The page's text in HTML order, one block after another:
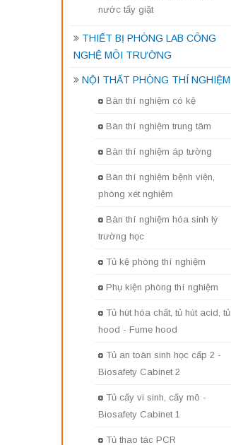
nước tẩy giặt
THIẾT BỊ PHÒNG LAB CÔNG
NGHỆ MÔI TRƯỜNG
NỘI THẤT PHÒNG THÍ NGHIỆM
Bàn thí nghiệm có kệ
Bàn thí nghiệm trung tâm
Bàn thí nghiệm áp tường
Bàn thí nghiệm bệnh viện,
phòng xét nghiệm
Bàn thí nghiệm hóa sinh lý
trường học
Tủ kệ phòng thí nghiệm
Phụ kiện phòng thí nghiệm
Tủ hút hóa chất, tủ hút acid, tủ
hood - Fume hood
Tủ an toàn sinh học cấp 2 -
Biosafety Cabinet 2
Tủ cấy vi sinh, cấy mô -
Biosafety Cabinet 1
Tủ thao tác PCR